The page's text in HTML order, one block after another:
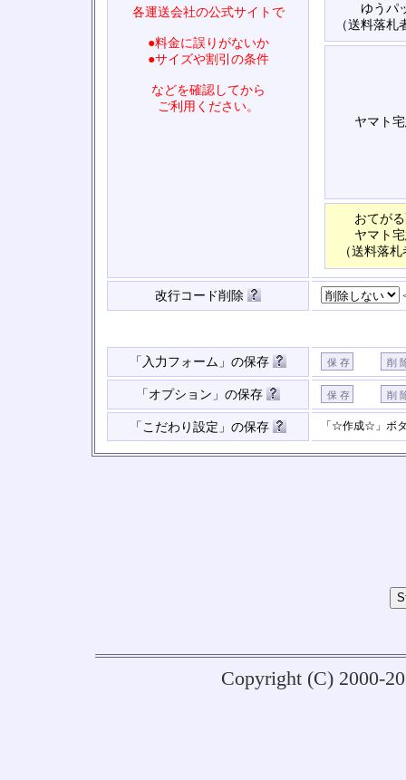
各運送会社の公式サイトで
●料金に誤りがないか
●サイズや割引の条件
などを確認してから
ご利用ください。
ゆうパ
（送料落札
ヤマト
おてが
ヤマト
（送料落
改行コード削除
「入力フォーム」の保存
「オプション」の保存
「こだわり設定」の保存 「☆作成☆」ボ
Copyright (C) 2000-